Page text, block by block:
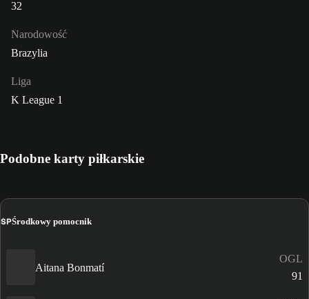
32
Narodowość
Brazylia
Liga
K League 1
Podobne karty piłkarskie
ŚPŚrodkowy pomocnik
Aitana Bonmatí
OGL
91